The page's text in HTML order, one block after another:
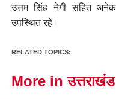
उत्तम सिंह नेगी सहित अनेक
उपस्थित रहे।
RELATED TOPICS:
More in उत्तराखंड